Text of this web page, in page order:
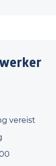
vereist